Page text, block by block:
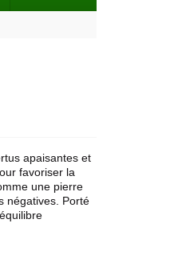
apaisantes et
favoriser la
une pierre
négatives. Porté